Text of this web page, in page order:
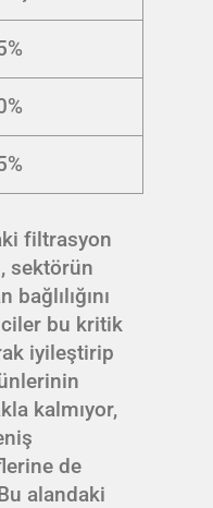
filtrasyon
sektörün
bu kritik
iyileştirip
kalmıyor,
de
alandaki